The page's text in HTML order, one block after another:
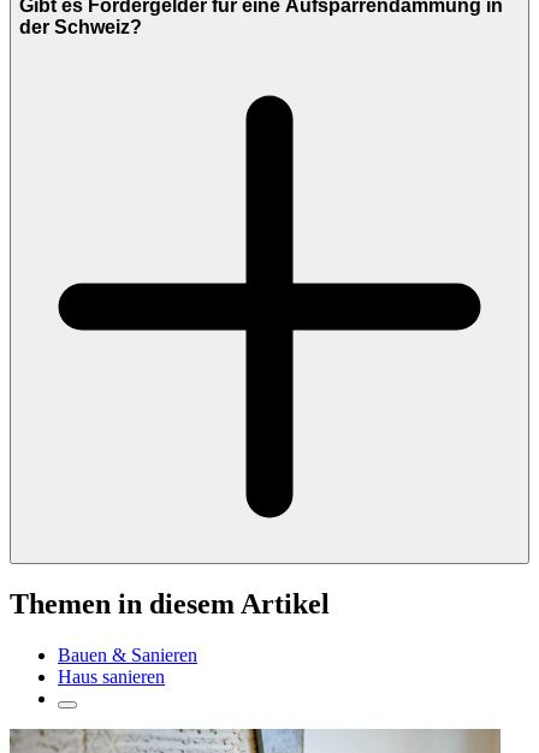
Gibt es Fördergelder für eine Aufsparrendämmung in
der Schweiz?
Themen in diesem Artikel
Bauen & Sanieren
Haus sanieren